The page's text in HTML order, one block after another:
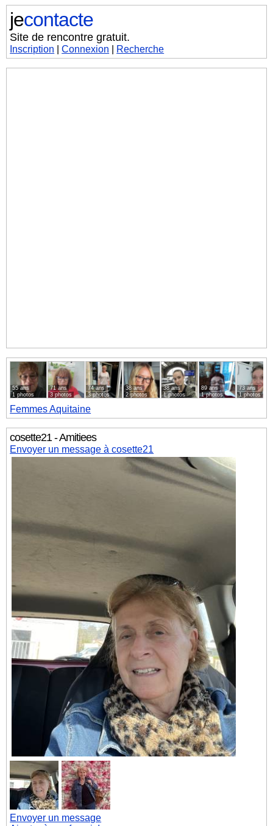
jecontacte
Site de rencontre gratuit.
Inscription |Connexion Recherche
55 ans
1 photos
71 ans
3 photos
74 ans
3 photos
38 ans
2 photos
38 ans
1 photos
89 ans
1 photos
73 ans
1 photos
FemmesAquitaine
cosette21 - Amitiees
Envoyer un message à cosette21
Envoyer un message